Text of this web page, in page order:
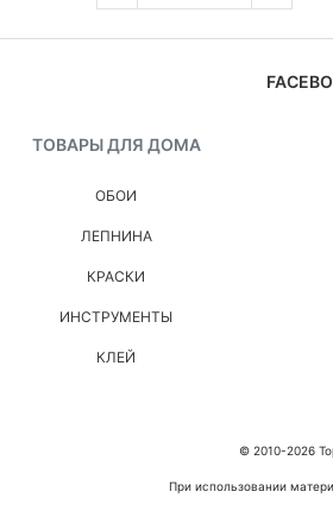
ТОВАРЫ ДЛЯ ДОМА
ОБОИ
ЛЕПНИНА
КРАСКИ
ИНСТРУМЕНТЫ
КЛЕЙ
© 2010-2026
При использовании